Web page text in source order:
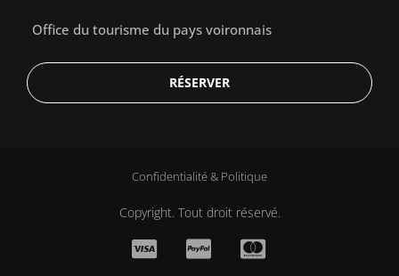
Office du tourisme du pays voironnais
RÉSERVER
Confidentialité & Politique
Copyright. Tout droit réservé.